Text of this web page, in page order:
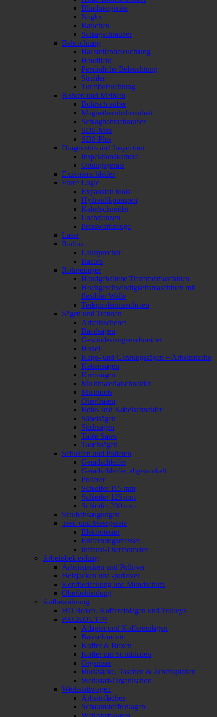
Blindnietgeräte
Nagler
Ratschen
Schlagschrauber
Beleuchtung
Baustellenbeleuchtung
Handlicht
Persönliche Beleuchtung
Strahler
Turmbeleuchtung
Bohren und Meißeln
Bohrschrauber
Magnetkernbohreinheit
Schlagbohrschrauber
SDS-Max
SDS-Plus
Diagnostics and Inspection
Inspektionskamera
Ortungsgeräte
Exzenterschleifer
Force Logic
Expansion tools
Hydraulikpumpen
Kabelschneider
Lochstanzen
Presswerkzeuge
Laser
Radios
Lautsprecher
Radios
Rohrreiniger
Handgehaltene Trommelmaschinen
Hochgeschwindigkeitsmaschinen mit
flexibler Welle
Teilspiralenmaschinen
Sägen und Trennen
Arbeitsscheren
Bandsägen
Gewindestangenschneider
Hobel
Kapp- und Gehrungssägen + Arbeitstische
Kettensägen
Kreissägen
Multimaterialschneider
Multitools
Oberfräsen
Rohr- und Kabelschneider
Säbelsägen
Stichsägen
Table Saws
Tauchsägen
Schleifen und Polieren
Geradschleifer
Geradschleifer, abgewinkelt
Polierer
Schleifer 115 mm
Schleifer 125 mm
Schleifer 230 mm
Staubabsaugungen
Test- und Messgeräte
Elektrotester
Entfernungsmesser
Infrarot-Thermometer
Arbeitsbekleidung
Arbeitsjacken und Pullover
Heizjacken und -pullover
Kopfbedeckung und Mundschutz
Oberbekleidung
Aufbewahrung
HD Boxen, Koffereinlagen und Trolleys
PACKOUT™
Adapter und Koffereinlagen
Basiselemente
Koffer & Boxen
Koffer mit Schubladen
Organiser
Rucksäcke, Taschen & Arbeitsplatten
Werkstatt-Organisation
Werkstattwagen
Arbeitsflächen
Schaumstoffeinlagen
Werkstattwagen